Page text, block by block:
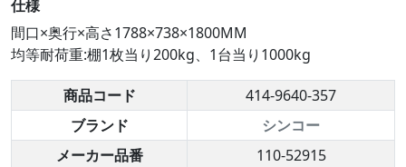
仕様
間口×奥行×高さ1788×738×1800MM
均等耐荷重:棚1枚当り200kg、1台当り1000kg
商品コード
414-9640-357
ブランド
シンコー
メーカー品番
110-52915